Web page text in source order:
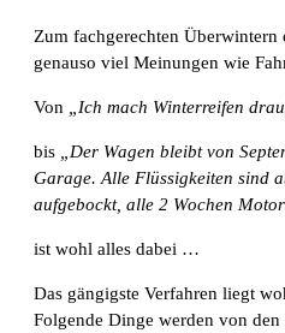
Zum fachgerechten Überwintern
genauso viel Meinungen wie
Von „Ich mach Winterreifen
bis „Der Wagen bleibt von
Garage. Alle Flüssigkeiten sind
aufgebockt, alle 2 Wochen
ist wohl alles dabei …
Das gängigste Verfahren liegt
Folgende Dinge werden von den